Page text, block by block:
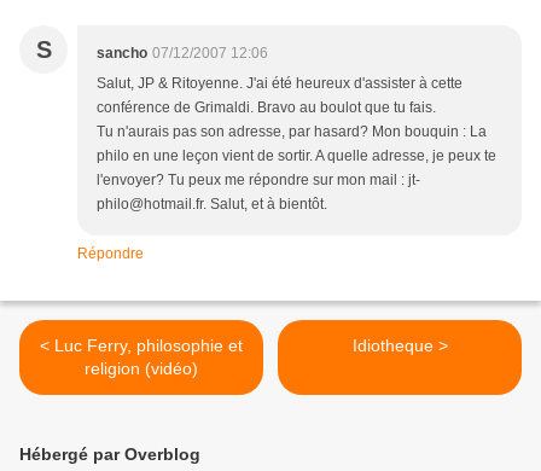
S sancho 07/12/2007 12:06
Salut, JP & Ritoyenne. J'ai été heureux d'assister à cette
conférence de Grimaldi. Bravo au boulot que tu fais.
Tu n'aurais pas son adresse, par hasard? Mon bouquin : La
philo en une leçon vient de sortir. A quelle adresse, je peux te
l'envoyer? Tu peux me répondre sur mon mail : jt-
philo@hotmail.fr. Salut, et à bientôt.
Répondre
< Luc Ferry, philosophie et
religion (vidéo)
Idiotheque >
Hébergé par Overblog